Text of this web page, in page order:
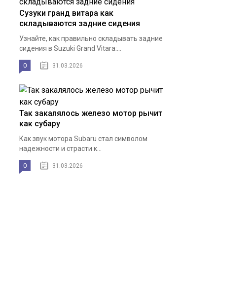
Сузуки гранд витара как
складываются задние сидения
Узнайте, как правильно складывать задние
сидения в Suzuki Grand Vitara:...
0 31.03.2026
Так закалялось железо мотор рычит
как субару
Как звук мотора Subaru стал символом
надежности и страсти к...
0 31.03.2026